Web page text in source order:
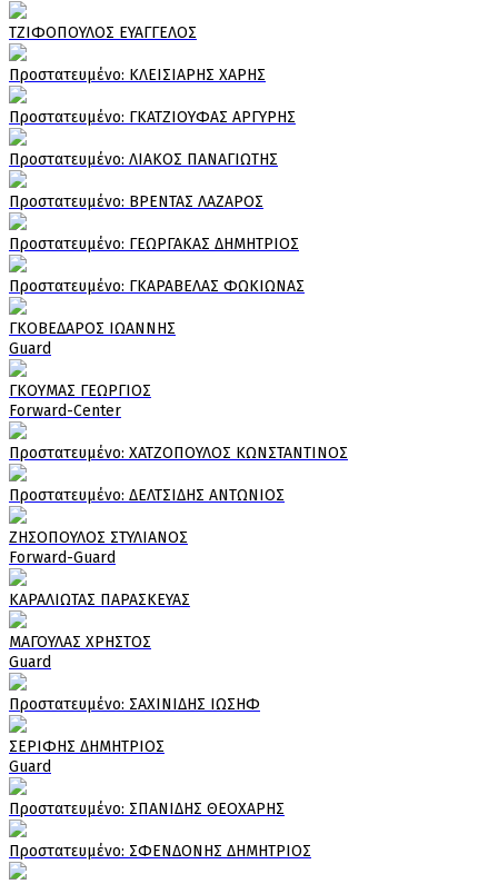
ΤΖΙΦΟΠΟΥΛΟΣ ΕΥΑΓΓΕΛΟΣ
Πρoστατευμένο: ΚΛΕΙΣΙΑΡΗΣ ΧΑΡΗΣ
Πρoστατευμένο: ΓΚΑΤΖΙΟΥΦΑΣ ΑΡΓΥΡΗΣ
Πρoστατευμένο: ΛΙΑΚΟΣ ΠΑΝΑΓΙΩΤΗΣ
Πρoστατευμένο: ΒΡΕΝΤΑΣ ΛΑΖΑΡΟΣ
Πρoστατευμένο: ΓΕΩΡΓΑΚΑΣ ΔΗΜΗΤΡΙΟΣ
Πρoστατευμένο: ΓΚΑΡΑΒΕΛΑΣ ΦΩΚΙΩΝΑΣ
ΓΚΟΒΕΔΑΡΟΣ ΙΩΑΝΝΗΣ
Guard
ΓΚΟΥΜΑΣ ΓΕΩΡΓΙΟΣ
Forward-Center
Πρoστατευμένο: ΧΑΤΖΟΠΟΥΛΟΣ ΚΩΝΣΤΑΝΤΙΝΟΣ
Πρoστατευμένο: ΔΕΛΤΣΙΔΗΣ ΑΝΤΩΝΙΟΣ
ΖΗΣΟΠΟΥΛΟΣ ΣΤΥΛΙΑΝΟΣ
Forward-Guard
ΚΑΡΑΛΙΩΤΑΣ ΠΑΡΑΣΚΕΥΑΣ
ΜΑΓΟΥΛΑΣ ΧΡΗΣΤΟΣ
Guard
Πρoστατευμένο: ΣΑΧΙΝΙΔΗΣ ΙΩΣΗΦ
ΣΕΡΙΦΗΣ ΔΗΜΗΤΡΙΟΣ
Guard
Πρoστατευμένο: ΣΠΑΝΙΔΗΣ ΘΕΟΧΑΡΗΣ
Πρoστατευμένο: ΣΦΕΝΔΟΝΗΣ ΔΗΜΗΤΡΙΟΣ